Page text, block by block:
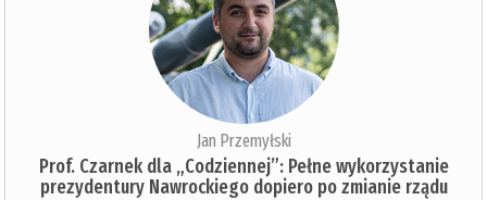
Jan Przemyłski
Prof. Czarnek dla „Codziennej”: Pełne wykorzystanie
prezydentury Nawrockiego dopiero po zmianie rządu